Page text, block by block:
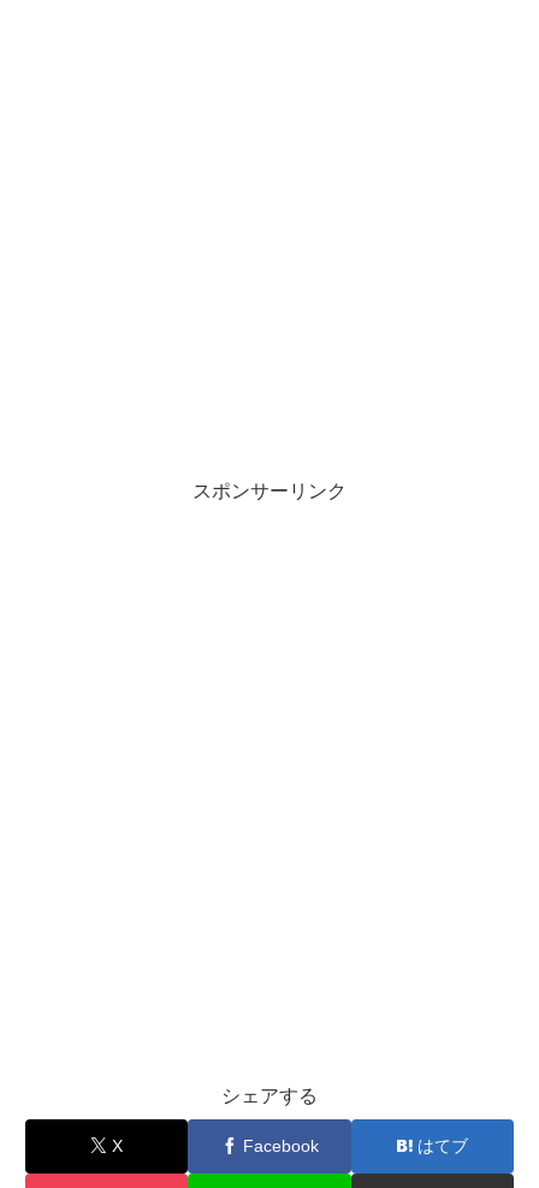
スポンサーリンク
シェアする
X Facebook はてブ